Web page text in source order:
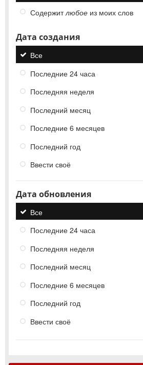
Содержитлюбое из моих слов
Дата создания
Все
Последние 24 часа
Последняя неделя
Последний месяц
Последние 6 месяцев
Последний год
Ввести своё
Дата обновления
Все
Последние 24 часа
Последняя неделя
Последний месяц
Последние 6 месяцев
Последний год
Ввести своё